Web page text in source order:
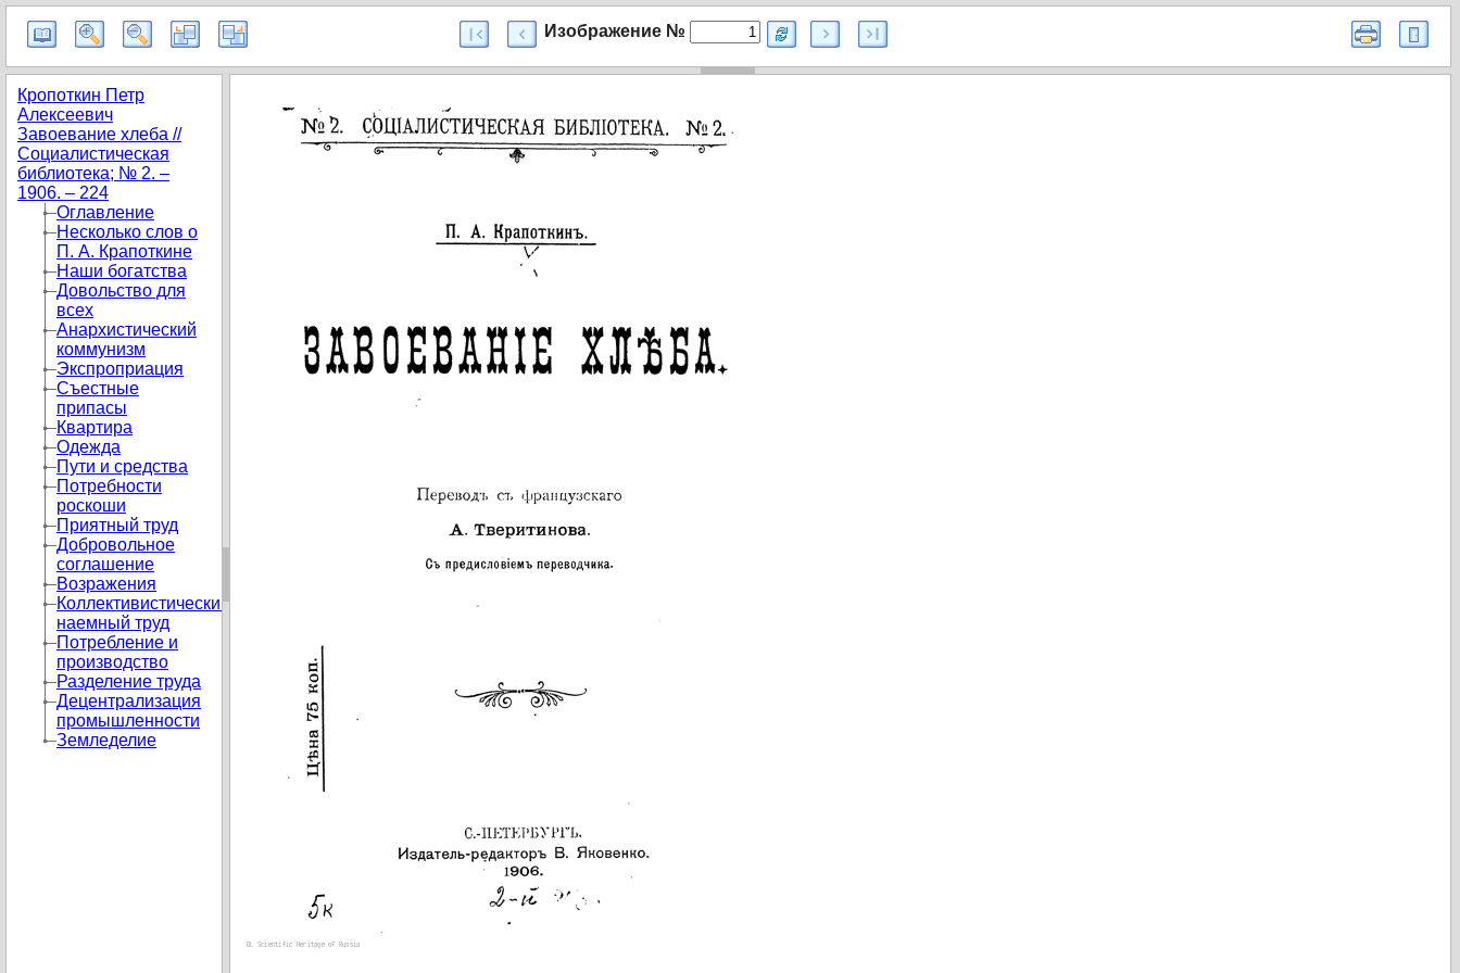
Изображение №
Кропоткин Петр
Алексеевич
Завоевание хлеба //
Социалистическая
библиотека; № 2. –
1906. – 224
Оглавление
Несколько слов о
П. А. Крапоткине
Наши богатства
Довольство для
всех
Анархистический
коммунизм
Экспроприация
Съестные
припасы
Квартира
Одежда
Пути и средства
Потребности
роскоши
Приятный труд
Добровольное
соглашение
Возражения
Коллективистический
наемный труд
Потребление и
производство
Разделение труда
Децентрализация
промышленности
Земледелие